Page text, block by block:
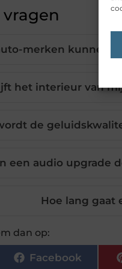
merken kunnen
het interieur van
de
een audio upgrade
Hoe lang gaat
dan op:
Facebook